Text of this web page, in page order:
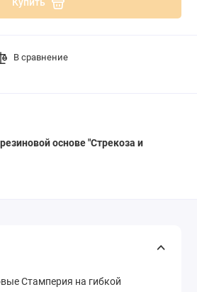
Купить
В сравнение
основе "Стрекоза и
Стамперия на гибкой